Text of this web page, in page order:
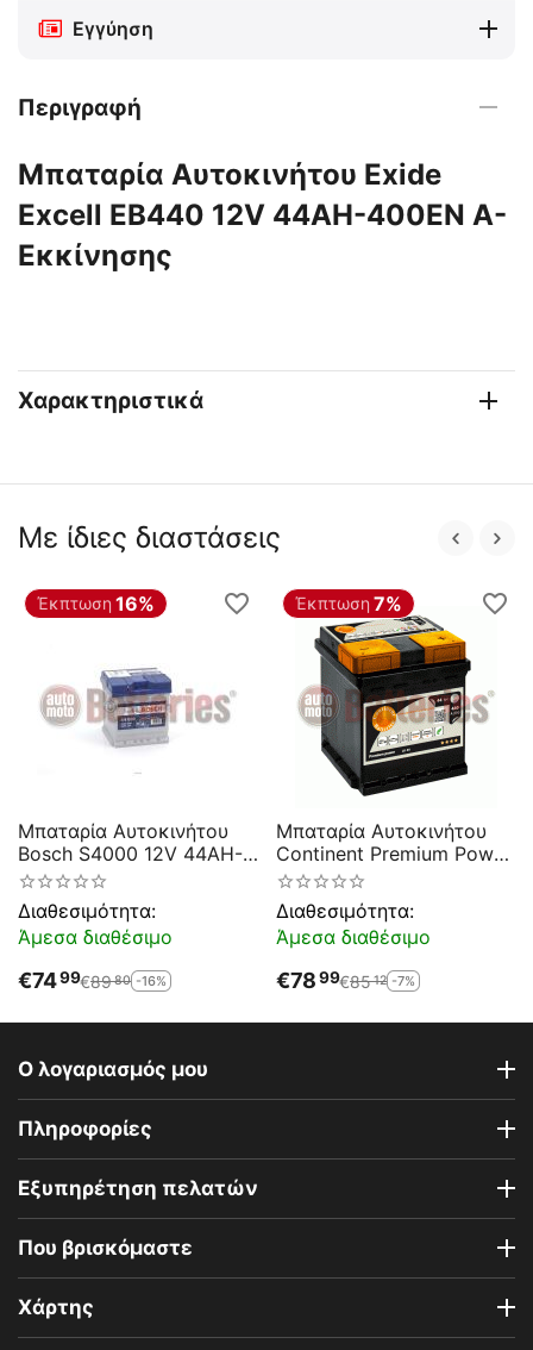
Εγγύηση
Περιγραφή
Μπαταρία Αυτοκινήτου Exide
Excell EB440 12V 44AH-400EN A-
Εκκίνησης
Χαρακτηριστικά
Με ίδιες διαστάσεις
Έκπτωση 16%
Μπαταρία Αυτοκινήτου
Bosch S4000 12V 44AH-
420EN A-Εκκίνησης
Διαθεσιμότητα:
Άμεσα διαθέσιμο
€7499€8980 -16%
Έκπτωση 7%
Μπαταρία Αυτοκινήτου
Continent Premium Power
L0 44 12V 44Ah 440EN
Εκκίνησης
Διαθεσιμότητα:
Άμεσα διαθέσιμο
€7899€8512 -7%
Ο λογαριασμός μου
Πληροφορίες
Εξυπηρέτηση πελατών
Που βρισκόμαστε
Χάρτης